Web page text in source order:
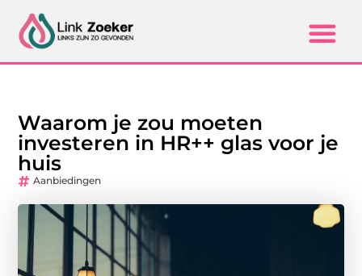
Waarom je zou moeten
investeren in HR++ glas voor je
huis
Aanbiedingen